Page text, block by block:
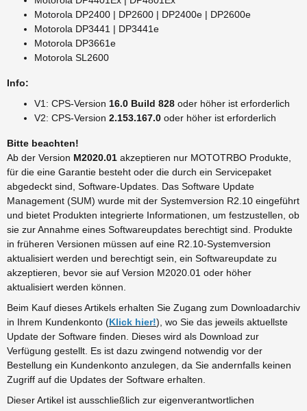
Motorola DP2400 | DP2600 | DP2400e | DP2600e
Motorola DP3441 | DP3441e
Motorola DP3661e
Motorola SL2600
Info:
V1: CPS-Version 16.0 Build 828 oder höher ist erforderlich
V2: CPS-Version 2.153.167.0 oder höher ist erforderlich
Bitte beachten!
Ab der Version M2020.01 akzeptieren nur MOTOTRBO Produkte,
für die eine Garantie besteht oder die durch ein Servicepaket
abgedeckt sind, Software-Updates. Das Software Update
Management (SUM) wurde mit der Systemversion R2.10 eingeführt
und bietet Produkten integrierte Informationen, um festzustellen, ob
sie zur Annahme eines Softwareupdates berechtigt sind. Produkte
in früheren Versionen müssen auf eine R2.10-Systemversion
aktualisiert werden und berechtigt sein, ein Softwareupdate zu
akzeptieren, bevor sie auf Version M2020.01 oder höher
aktualisiert werden können.
Beim Kauf dieses Artikels erhalten Sie Zugang zum Downloadarchiv
in Ihrem Kundenkonto (Klick hier!), wo Sie das jeweils aktuellste
Update der Software finden. Dieses wird als Download zur
Verfügung gestellt. Es ist dazu zwingend notwendig vor der
Bestellung ein Kundenkonto anzulegen, da Sie andernfalls keinen
Zugriff auf die Updates der Software erhalten.
Dieser Artikel ist ausschließlich zur eigenverantwortlichen